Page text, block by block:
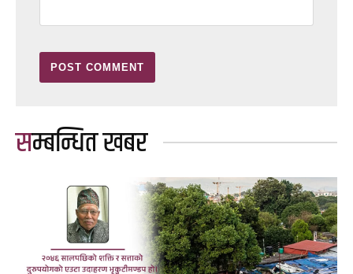
सम्बन्धित खबर